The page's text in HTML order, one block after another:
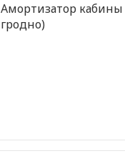
Амортизатор кабины
гродно)